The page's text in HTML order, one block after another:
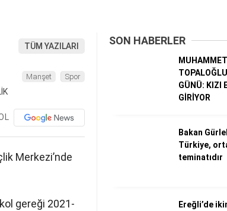
TÜM YAZILARI
Manşet Spor
Merkezi’nde
gereği 2021-
SON HABERLER
MUHAMMET
GÜNÜ: KIZI
GİRİYOR
Bakan
Türkiye,
teminatıdır
Ereğli’de